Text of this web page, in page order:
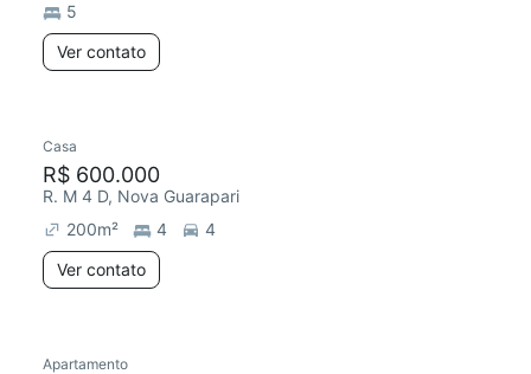
5
Ver contato
Casa
R$ 600.000
R. M 4 D, Nova Guarapari
200m² 4
4
Ver contato
Apartamento